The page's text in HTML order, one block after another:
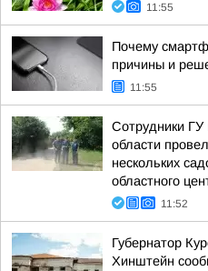
11:55
Почему
причины и
11:55
Сотрудники
области
нескольких
областного
11:52
Губернатор
Хинштейн